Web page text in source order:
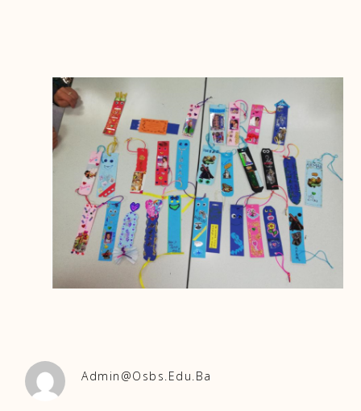
Admin@osbs.edu.ba